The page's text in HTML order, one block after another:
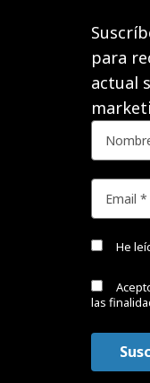
para
actual
He
las